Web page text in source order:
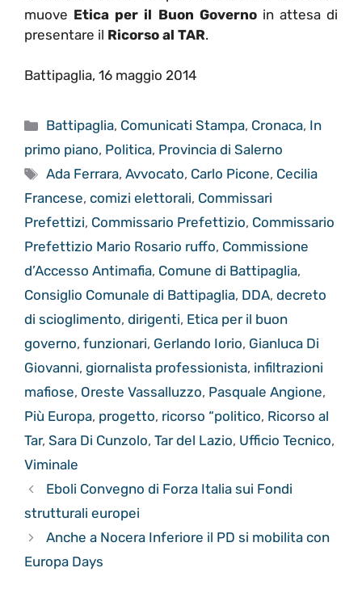
muove Etica per il Buon Governoin attesa di
presentare il Ricorso al TAR.
Battipaglia, 16 maggio 2014
Categorie
Battipaglia, Comunicati Stampa, Cronaca, In
primo piano, Politica, Provincia di Salerno
Tag
Ada Ferrara,Avvocato, Carlo Picone, Cecilia
Francese, comizi elettorali, Commissari
Prefettizi, Commissario Prefettizio, Commissario
Prefettizio Mario Rosario ruffo, Commissione
d’Accesso Antimafia, Comune di Battipaglia,
Consiglio Comunale di Battipaglia, DDA, decreto
di scioglimento, dirigenti, Etica per il buon
governo, funzionari, Gerlando Iorio, Gianluca Di
Giovanni, giornalista professionista, infiltrazioni
mafiose, Oreste Vassalluzzo, Pasquale Angione,
Più Europa, progetto, ricorso “politico, Ricorso al
Tar, Sara Di Cunzolo, Tar del Lazio, Ufficio Tecnico,
Viminale
Eboli Convegno di Forza Italia sui Fondi
strutturali europei
Anche a Nocera Inferiore il PD si mobilita con
Europa Days